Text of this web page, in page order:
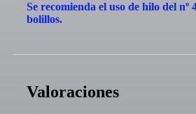
Se recomienda el uso de hilo del nº
bolillos.
Valoraciones